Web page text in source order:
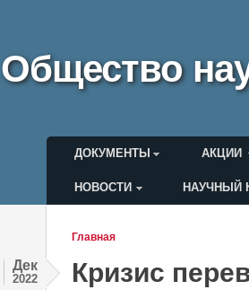
Общество
Главное меню
ДОКУМЕНТЫ АКЦИИ
Меню
НОВОСТИ НАУЧНЫЙ
Вы здесь
Главная
Дек
2022 Кризис